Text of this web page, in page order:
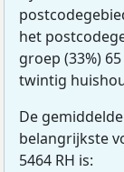
het
groep (33%)
twintig
De
belangrijkste
5464 RH is: